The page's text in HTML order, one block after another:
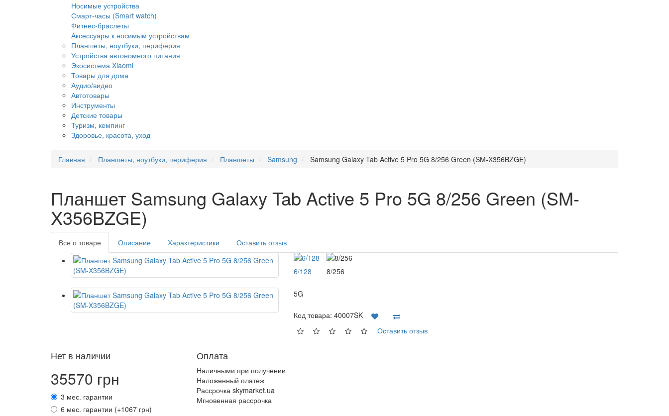
Носимые устройства
Смарт-часы (Smart watch)
Фитнес-браслеты
Аксессуары к носимым устройствам
Планшеты, ноутбуки, периферия
Устройства автономного питания
Экосистема Xiaomi
Товары для дома
Аудио/видео
Автотовары
Инструменты
Детские товары
Туризм, кемпинг
Здоровье, красота, уход
Главная Планшеты, ноутбуки, периферия Планшеты Samsung Samsung Galaxy Tab Active 5 Pro 5G 8/256 Green (SM-X356BZGE)
Планшет Samsung Galaxy Tab Active 5 Pro 5G 8/256 Green (SM-
X356BZGE)
Все о товаре Описание Характеристики Оставить отзыв
6/128 8/256
5G
Код товара: 40007SK
Оставить отзыв
Нет в наличии
35570 грн
3 мес. гарантии
6 мес. гарантии (+1067 грн)
Оплата
Наличными при получении
Наложенный платеж
Рассрочка skymarket.ua
Мгновенная рассрочка